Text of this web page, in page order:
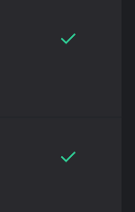
✓
✓